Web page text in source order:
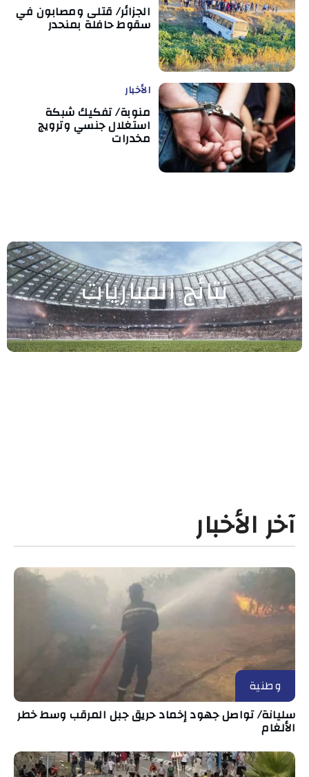
الجزائر/ قتلى ومصابون في
سقوط حافلة بمنحدر
الأخبار
منوبة/ تفكيك شبكة
استغلال جنسي وترويج
مخدرات
نتائج المباريات
آخر الأخبار
وطنية
سليانة/ تواصل جهود إخماد حريق جبل المرقب وسط خطر
الألغام